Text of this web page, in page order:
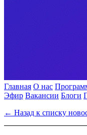
Главная О нас
Эфир Вакансии Блоги
← Назад к списку